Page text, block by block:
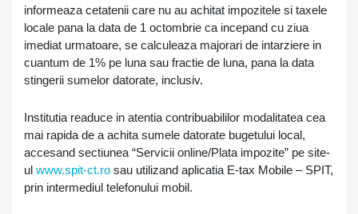
informeaza cetatenii care nu au achitat impozitele si taxele
locale pana la data de 1 octombrie ca incepand cu ziua
imediat urmatoare, se calculeaza majorari de intarziere in
cuantum de 1% pe luna sau fractie de luna, pana la data
stingerii sumelor datorate, inclusiv.
Institutia readuce in atentia contribuabililor modalitatea cea
mai rapida de a achita sumele datorate bugetului local,
accesand sectiunea “Servicii online/Plata impozite” pe site-
ul www.spit-ct.ro sau utilizand aplicatia E-tax Mobile – SPIT,
prin intermediul telefonului mobil.